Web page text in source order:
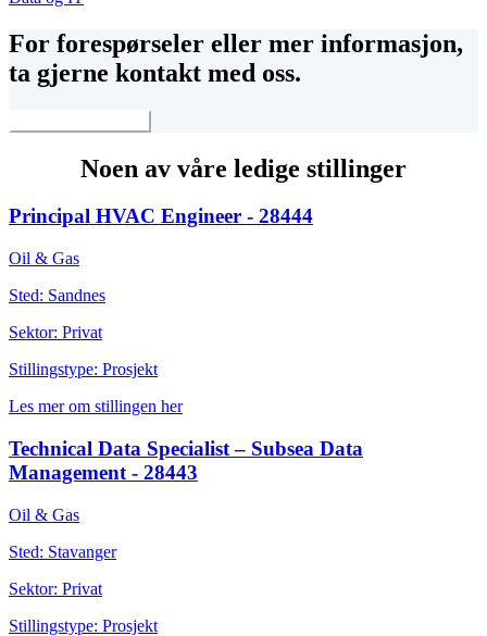
For forespørseler eller mer informasjon,
ta gjerne kontakt med oss.
Noen av våre ledige stillinger
Principal HVAC Engineer - 28444
Oil & Gas
Sted: Sandnes
Sektor: Privat
Stillingstype: Prosjekt
Les mer om stillingen her
Technical Data Specialist – Subsea Data
Management - 28443
Oil & Gas
Sted: Stavanger
Sektor: Privat
Stillingstype: Prosjekt